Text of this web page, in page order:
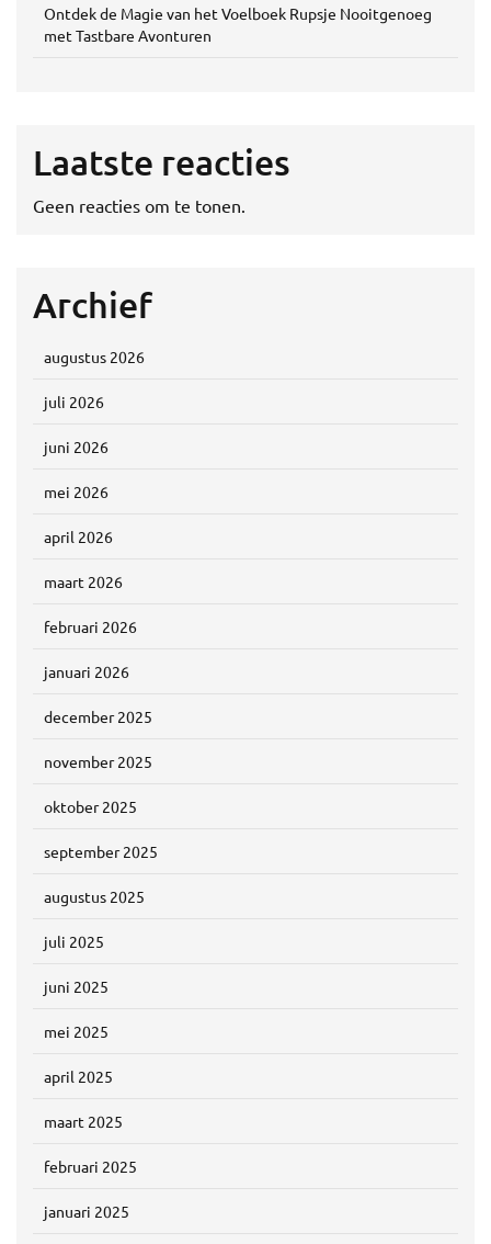
Ontdek de Magie van het Voelboek Rupsje Nooitgenoeg
met Tastbare Avonturen
Laatste reacties
Geen reacties om te tonen.
Archief
augustus 2026
juli 2026
juni 2026
mei 2026
april 2026
maart 2026
februari 2026
januari 2026
december 2025
november 2025
oktober 2025
september 2025
augustus 2025
juli 2025
juni 2025
mei 2025
april 2025
maart 2025
februari 2025
januari 2025